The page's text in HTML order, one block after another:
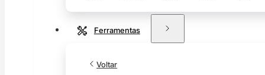
Ferramentas
Voltar